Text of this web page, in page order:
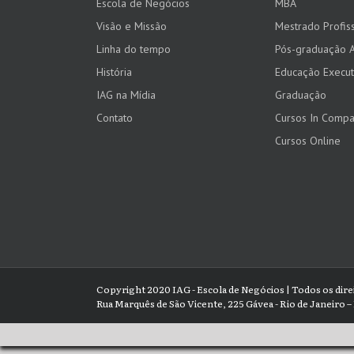
Escola de Negócios
Visão e Missão
Linha do tempo
História
IAG na Mídia
Contato
MBA
Mestrado
Pós-graduação
Educação
Graduação
Cursos In
Cursos Online
Copyright 2020 IAG - Escola de Negócios | Todos os
Rua Marquês de São Vicente, 225 Gávea - Rio de Janeiro